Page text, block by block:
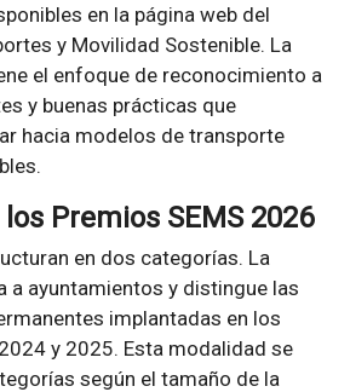
en la página web del
y Movilidad Sostenible. La
el enfoque de reconocimiento a
y buenas prácticas que
hacia modelos de transporte
Premios SEMS 2026
en dos categorías. La
a ayuntamientos y distingue las
implantadas en los
y 2025. Esta modalidad se
según el tamaño de la